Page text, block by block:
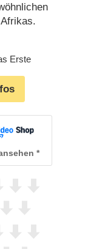
Erste